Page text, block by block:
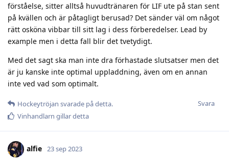
förståelse, sitter alltså huvudtränaren för LIF ute på stan sent
på kvällen och är påtagligt berusad? Det sänder väl om något
rätt osköna vibbar till sitt lag i dess förberedelser. Lead by
example men i detta fall blir det tvetydigt.
Med det sagt ska man inte dra förhastade slutsatser men det
är ju kanske inte optimal uppladdning, även om en annan
inte ved vad som optimalt.
Svara
Hockeytröjan svarade på detta.
Vinhandlarn gillar detta
alfie 23 sep 2023